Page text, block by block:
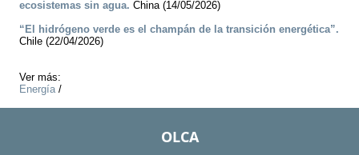
ecosistemas sin agua. China (14/05/2026)
“El hidrógeno verde es el champán de la transición energética”.
Chile (22/04/2026)
Ver más:
Energía/
OLCA